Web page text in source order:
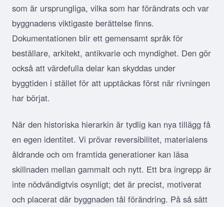
som är ursprungliga, vilka som har förändrats och var
byggnadens viktigaste berättelse finns.
Dokumentationen blir ett gemensamt språk för
beställare, arkitekt, antikvarie och myndighet. Den gör
också att värdefulla delar kan skyddas under
byggtiden i stället för att upptäckas först när rivningen
har börjat.
När den historiska hierarkin är tydlig kan nya tillägg få
en egen identitet. Vi prövar reversibilitet, materialens
åldrande och om framtida generationer kan läsa
skillnaden mellan gammalt och nytt. Ett bra ingrepp är
inte nödvändigtvis osynligt; det är precist, motiverat
och placerat där byggnaden tål förändring. På så sätt